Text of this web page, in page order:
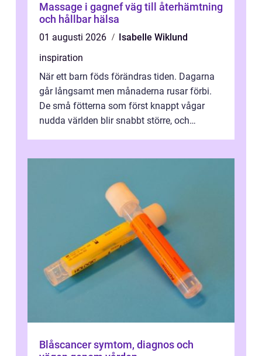
Massage i gagnef väg till återhämtning
och hållbar hälsa
01 augusti 2026
Isabelle Wiklund
inspiration
När ett barn föds förändras tiden. Dagarna
går långsamt men månaderna rusar förbi.
De små fötterna som först knappt vågar
nudda världen blir snabbt större, och
Blåscancer symtom, diagnos och